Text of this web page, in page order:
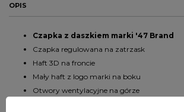
OPIS
Czapka z daszkiem marki '47 Brand
Czapka regulowana na zatrzask
Haft 3D na froncie
Mały haft z logo marki na boku
Otwory wentylacyjne na górze